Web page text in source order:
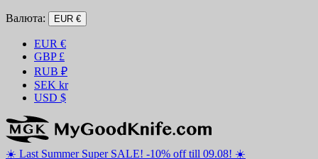
Валюта: EUR €
EUR €
GBP £
RUB ₽
SEK kr
USD $
☀️ ️Last Summer Super SALE! -10% off till 09.08! ☀️